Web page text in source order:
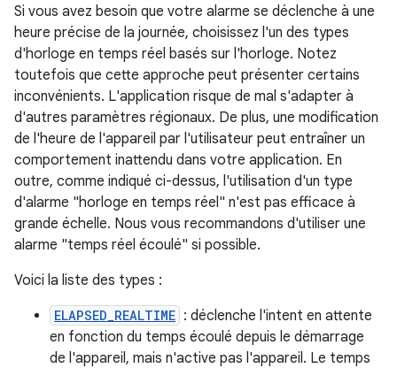
Si vous avez besoin que votre alarme se déclenche à une
heure précise de la journée, choisissez l'un des types
d'horloge en temps réel basés sur l'horloge. Notez
toutefois que cette approche peut présenter certains
inconvénients. L'application risque de mal s'adapter à
d'autres paramètres régionaux. De plus, une modification
de l'heure de l'appareil par l'utilisateur peut entraîner un
comportement inattendu dans votre application. En
outre, comme indiqué ci-dessus, l'utilisation d'un type
d'alarme "horloge en temps réel" n'est pas efficace à
grande échelle. Nous vous recommandons d'utiliser une
alarme "temps réel écoulé" si possible.
Voici la liste des types :
ELAPSED_REALTIME : déclenche l'intent en attente
en fonction du temps écoulé depuis le démarrage
de l'appareil, mais n'active pas l'appareil. Le temps